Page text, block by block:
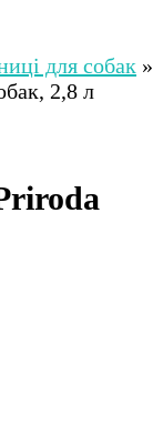
іграшки,
по
для собак »
2,8 л